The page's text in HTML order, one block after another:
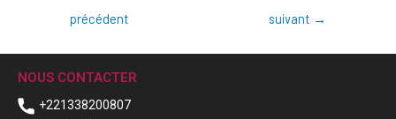
précédent
suivant →
NOUS CONTACTER
+221338200807